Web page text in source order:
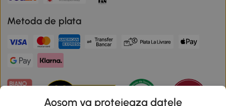
Metoda de plata
Aosom va protejeaza datele